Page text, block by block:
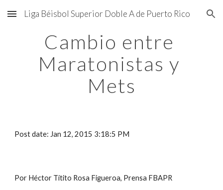
Skip to main content Skip to navigation
Liga Béisbol Superior Doble A de Puerto Rico
Cambio entre
Maratonistas y
Mets
Post date: Jan 12, 2015 3:18:5 PM
Por Héctor Titito Rosa Figueroa, Prensa FBAPR